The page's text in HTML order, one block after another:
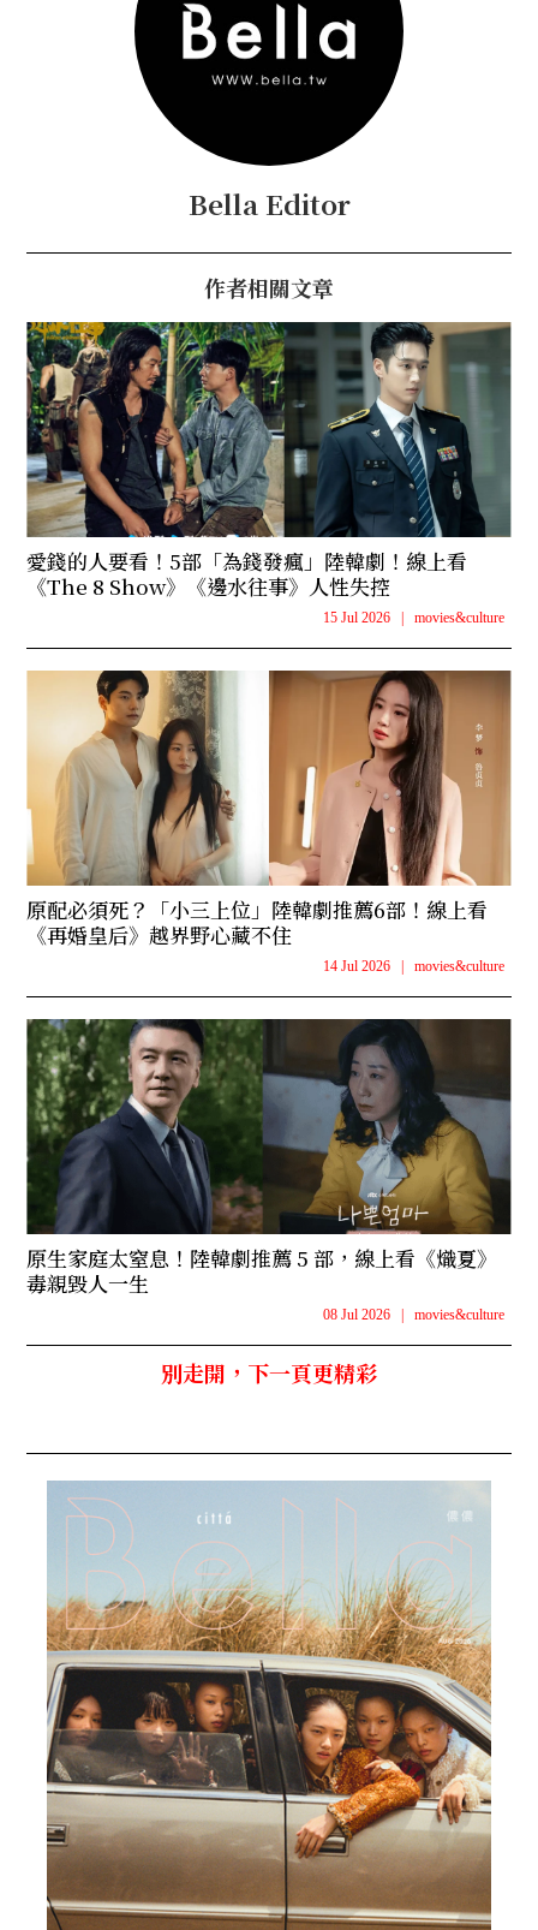
Bella Editor
作者相關文章
愛錢的人要看！5部「為錢發瘋」陸韓劇！線上看
《The 8 Show》《邊水往事》人性失控
15 Jul 2026 movies&culture
原配必須死？「小三上位」陸韓劇推薦6部！線上看
《再婚皇后》越界野心藏不住
14 Jul 2026 movies&culture
原生家庭太窒息！陸韓劇推薦 5 部，線上看《熾夏》
毒親毀人一生
08 Jul 2026 movies&culture
別走開，下一頁更精彩